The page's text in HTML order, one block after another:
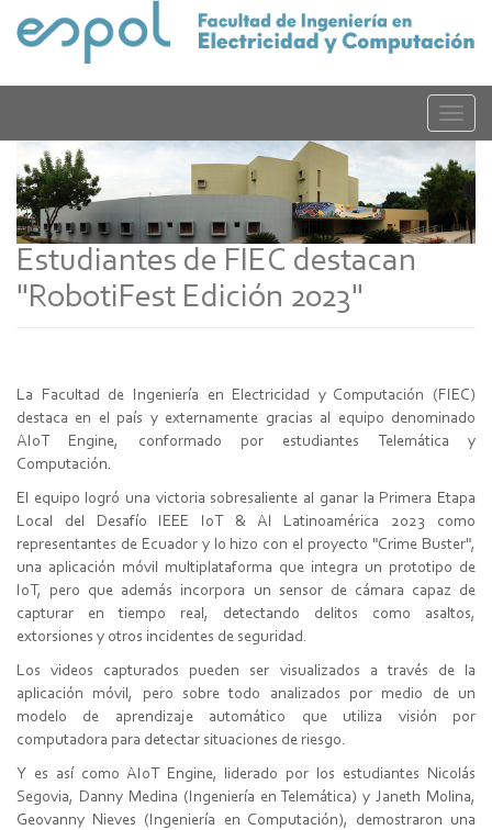
contenido
Toggle
Estudiantes de FIEC destacan
"RobotiFest Edición 2023"
La Facultad de Ingeniería en Electricidad y Computación (FIEC)
destaca en el país y externamente gracias al equipo denominado
AIoT Engine, conformado por estudiantes Telemática y
Computación.
El equipo logró una victoria sobresaliente al ganar la Primera Etapa
Local del Desafío IEEE IoT & AI Latinoamérica 2023 como
representantes de Ecuador y lo hizo con el proyecto "Crime Buster",
una aplicación móvil multiplataforma que integra un prototipo de
IoT, pero que además incorpora un sensor de cámara capaz de
capturar en tiempo real, detectando delitos como asaltos,
extorsiones y otros incidentes de seguridad.
Los videos capturados pueden ser visualizados a través de la
aplicación móvil, pero sobre todo analizados por medio de un
modelo de aprendizaje automático que utiliza visión por
computadora para detectar situaciones de riesgo.
Y es así como AIoT Engine, liderado por los estudiantes Nicolás
Segovia, Danny Medina (Ingeniería en Telemática) y Janeth Molina,
Geovanny Nieves (Ingeniería en Computación), demostraron una